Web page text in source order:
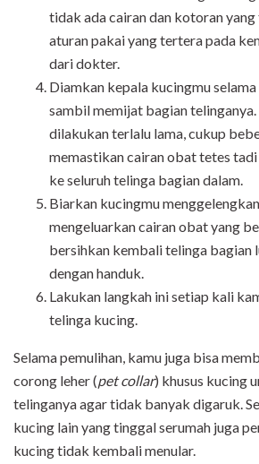
tidak ada cairan dan kotoran
aturan pakai yang tertera pada
dari dokter.
Diamkan kepala kucingmu
sambil memijat bagian
dilakukan terlalu lama, cukup
memastikan cairan obat tetes
ke seluruh telinga bagian dalam.
Biarkan kucingmu
mengeluarkan cairan obat yang
bersihkan kembali telinga bagian
dengan handuk.
Lakukan langkah ini setiap kali
telinga kucing.
Selama pemulihan, kamu juga bisa
corong leher (pet collar) khusus kucing
telinganya agar tidak banyak digaruk.
kucing lain yang tinggal serumah juga
kucing tidak kembali menular.